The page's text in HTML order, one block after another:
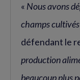
« Nous avons
champs cultivés
défendant le
production
beaucoup plus